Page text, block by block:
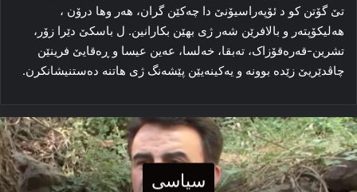
تێ گۆتن کو د ئۆپه‌راسیۆنێ دا چه‌کێن گران، هه‌ر وها درۆن ،
هه‌لیکۆپته‌ر و بالافرێن شه‌ر ژی بهێن بکارانین. ل باسکێ دێرا زۆر،
تشرین-قه‌ره‌قۆزاک، ته‌بقا، خه‌لسا، عه‌ین عیسا و ڕه‌قایێ فرینێن
چاڤدێریێ زێده‌ بوونه‌ و یه‌کینه‌یێن پێشه‌نگ ژی هاتنه‌ ده‌ستنیشانکرن.
سیاسی